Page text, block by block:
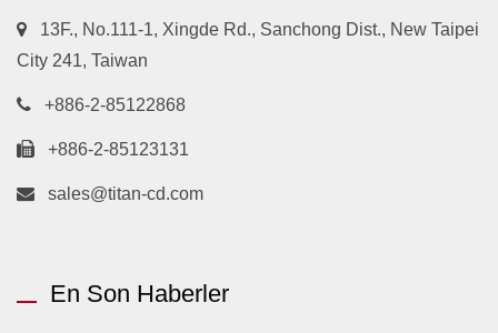
13F., No.111-1, Xingde Rd., Sanchong Dist., New Taipei
City 241, Taiwan
+886-2-85122868
+886-2-85123131
sales@titan-cd.com
En Son Haberler